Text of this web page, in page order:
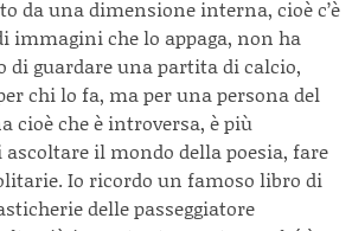
da una dimensione interna, cioè c’è
immagini che lo appaga, non ha
di guardare una partita di calcio,
chi lo fa, ma per una persona del
cioè che è introversa, è più
il mondo della poesia, fare
Io ricordo un famoso libro di
delle passeggiatore